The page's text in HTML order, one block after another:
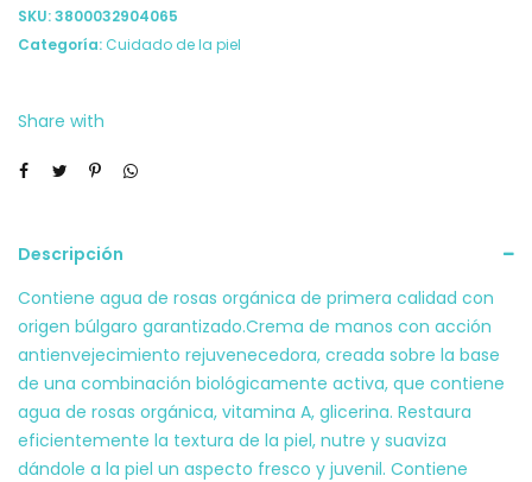
SKU:3800032904065
Categoría: Cuidado de la piel
Share with
Descripción
Contiene agua de rosas orgánica de primera calidad con
origen búlgaro garantizado.Crema de manos con acción
antienvejecimiento rejuvenecedora, creada sobre la base
de una combinación biológicamente activa, que contiene
agua de rosas orgánica, vitamina A, glicerina. Restaura
eficientemente la textura de la piel, nutre y suaviza
dándole a la piel un aspecto fresco y juvenil. Contiene